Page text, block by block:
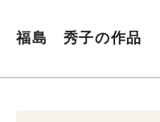
福島 秀子の作品